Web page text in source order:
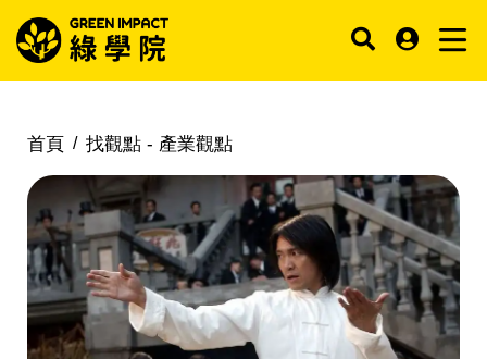
首頁 找觀點 - 產業觀點